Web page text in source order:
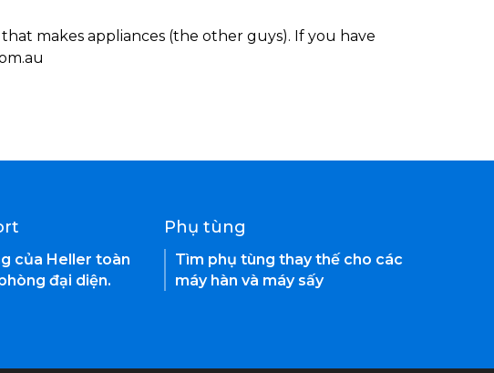
makes appliances (the other guys). If you have
của Heller toàn
đại diện.
Phụ tùng
Tìm phụ tùng thay thế cho các
máy hàn và máy sấy